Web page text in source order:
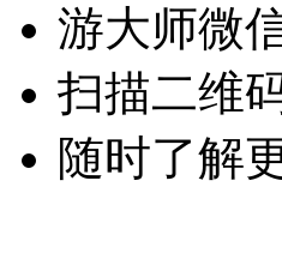
游大师微
扫描二维
随时了解